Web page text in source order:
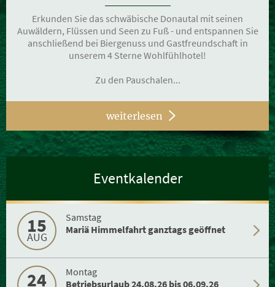
Erkunden Sie das schwäbische Donautal mit seinen
Auwäldern, Flüssen und Seen zu Fuß - und entspannen Sie
anschließend bei Biergenuss und Gastfreundschaft in
unserem 4 Sterne Wohlfühlhotel!
Zu den Pauschalen...
weiterlesen
Eventkalender
15
AUG
Samstag
Mariä Himmelfahrt ganztags geöffnet
24
Montag
Betriebsurlaub 24.08.26 bis 06.09.26